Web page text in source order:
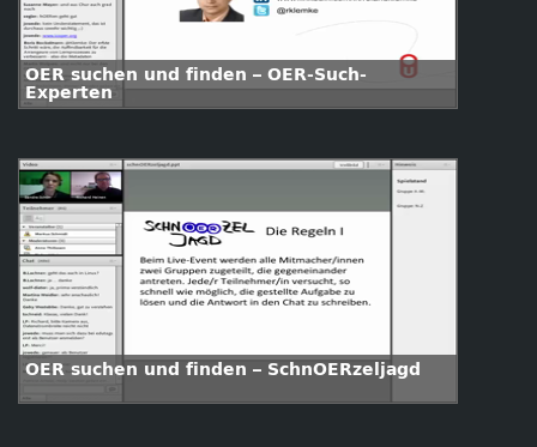
OER suchen und finden – OER-Such-
Experten
OER suchen und finden – SchnOERzeljagd